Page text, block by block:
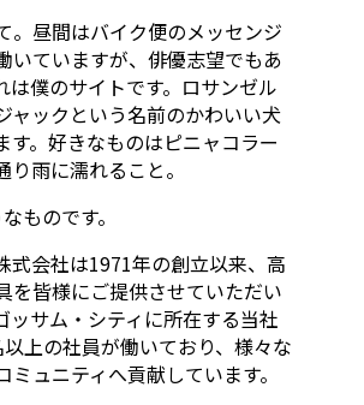
。昼間はバイク便のメッセンジ
いていますが、俳優志望でもあ
は僕のサイトです。ロサンゼル
ャックという名前のかわいい犬
す。好きなものはピニャコラー
り雨に濡れること。
ものです。
式会社は1971年の創立以来、高
を皆様にご提供させていただい
ッサム・シティに所在する当社
上の社員が働いており、様々な
ミュニティへ貢献しています。